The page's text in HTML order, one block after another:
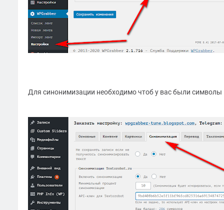
Для синонимизации необходимо чтоб у вас были символы